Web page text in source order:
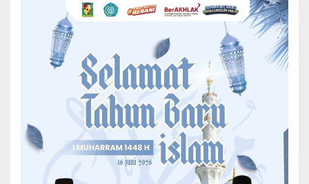
“Asupan gizi yang sehat tidak perlu mahal”
Ketua TP PKK Simalungun
S
outheast Asia Ministers of Eucation Organization –
Regional Center of Food and Nutririon (SEAMEO
RECFON) bekerja sama dengan US Soybean Export
Council (USSEC), Poltekkes Kemenkes Medan dan
Pemerintah Kabupaten (Pemkab) Simalungun
melaksanakan kegiatan workshop menu pangan lokal tinggi